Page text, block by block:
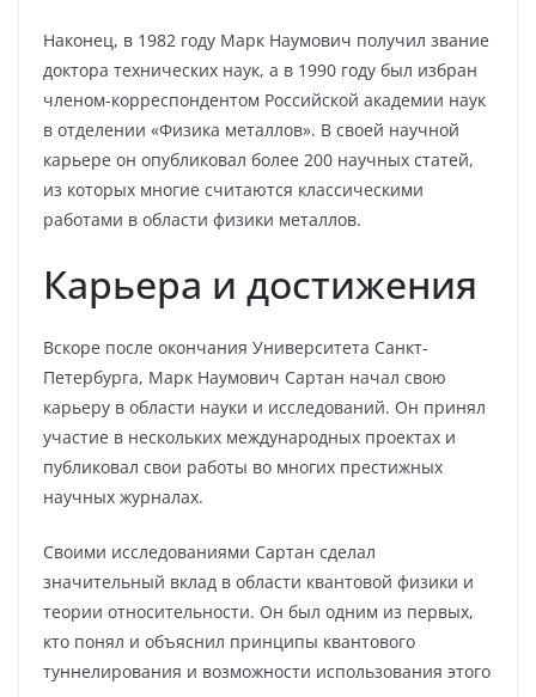
Наконец, в 1982 году Марк Наумович получил звание
доктора технических наук, а в 1990 году был избран
членом-корреспондентом Российской академии наук
в отделении «Физика металлов». В своей научной
карьере он опубликовал более 200 научных статей,
из которых многие считаются классическими
работами в области физики металлов.
Карьера и достижения
Вскоре после окончания Университета Санкт-
Петербурга, Марк Наумович Сартан начал свою
карьеру в области науки и исследований. Он принял
участие в нескольких международных проектах и
публиковал свои работы во многих престижных
научных журналах.
Своими исследованиями Сартан сделал
значительный вклад в области квантовой физики и
теории относительности. Он был одним из первых,
кто понял и объяснил принципы квантового
туннелирования и возможности использования этого